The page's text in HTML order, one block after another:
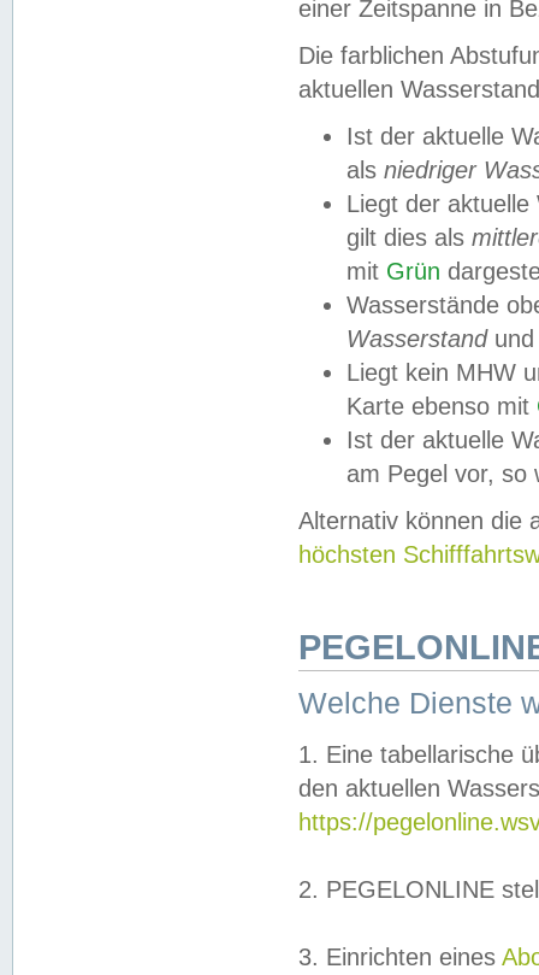
einer Zeitspanne in
Die farblichen
aktuellen
Ist der aktuelle
als niedriger
Liegt der
gilt dies als
mit Grün
Wasserstände
Wasserstandund
Liegt kein MHW
Karte ebenso mit
Ist der aktuelle
am Pegel vor,
Alternativ können die
höchsten
Welche Dienste
1. Eine tabellarische
den aktuellen
https://
2. PEGELONLINE
3. Einrichten eines